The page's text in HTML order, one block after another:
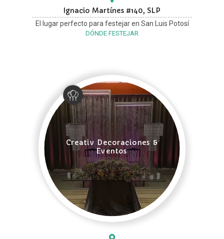
Ignacio Martínes #140, SLP
El lugar perfecto para festejar en San Luis Potosí
DÓNDE FESTEJAR
Creativ Decoraciones &
Eventos